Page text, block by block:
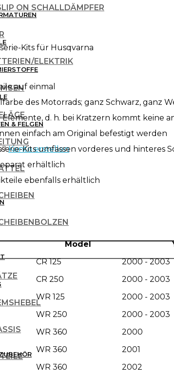
ON SCHALLDÄMPFER
ELEKTRIK
Konto erstellen
& FELGEN
Kits für Husqvarna
auf einmal
des Motorrads; ganz Schwarz, ganz
Elemente, d. h. bei Kratzern kommt keine
einfach am Original befestigt werden
Kits umfassen vorderes und
erhältlich
ebenfalls erhältlich
Model
CR 125
2000 - 2003
CR 250
2000 - 2003
WR 125
2000 - 2003
WR 250
2000 - 2003
WR 360
2000
WR 360
2001
WR 360
2002